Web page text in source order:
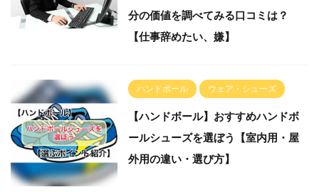
分の価値を調べてみる口コミは？
【仕事辞めたい、嫌】
ハンドボール ウェア・シューズ
【ハンドボール】おすすめハンドボ
ールシューズを選ぼう【室内用・屋
外用の違い・選び方】